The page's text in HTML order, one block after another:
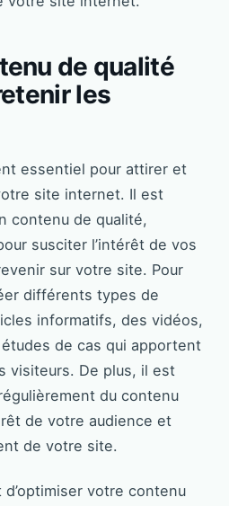
de qualité
les
essentiel pour attirer et
site internet. Il est
contenu de qualité,
susciter l’intérêt de vos
sur votre site. Pour
différents types de
informatifs, des vidéos,
de cas qui apportent
visiteurs. De plus, il est
du contenu
de votre audience et
de votre site.
votre contenu